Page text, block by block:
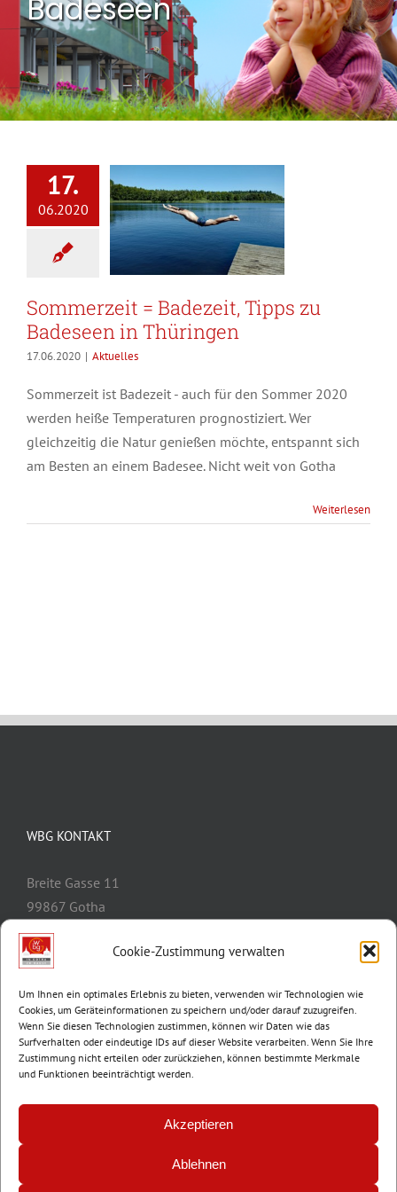
Cookie-Zustimmung verwalten
Um Ihnen ein optimales Erlebnis zu bieten, verwenden wir Technologien wie
Cookies, um Geräteinformationen zu speichern und/oder darauf zuzugreifen.
Wenn Sie diesen Technologien zustimmen, können wir Daten wie das
Surfverhalten oder eindeutige IDs auf dieser Website verarbeiten. Wenn Sie Ihre
Zustimmung nicht erteilen oder zurückziehen, können bestimmte Merkmale
und Funktionen beeinträchtigt werden.
Akzeptieren
Ablehnen
Badeseen
17.
06.2020
Sommerzeit = Badezeit, Tipps zu
Badeseen in Thüringen
17.06.2020 | Aktuelles
Sommerzeit ist Badezeit - auch für den Sommer 2020
werden heiße Temperaturen prognostiziert. Wer
gleichzeitig die Natur genießen möchte, entspannt sich
am Besten an einem Badesee. Nicht weit von Gotha
Weiterlesen
WBG KONTAKT
Breite Gasse 11
99867 Gotha
Telefon:
E-Mail:
info@wbg-gotha.de